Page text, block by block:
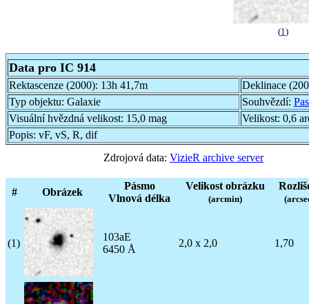
(1 )
Data pro IC 914
Rektascenze (2000): 13h 41,7m
Deklinace
Typ objektu: Galaxie Souhvězdí:
Visuální hvězdná velikost: 15,0 mag Velikost: 0,6
Popis: vF, vS, R, dif
Zdrojová data: VizieR archive server
# Obrázek
Pásmo
Vlnová délka
Velikost obrázku
(arcmin)
(1)
103aE
6450 Å
2,0 x 2,0 1,70